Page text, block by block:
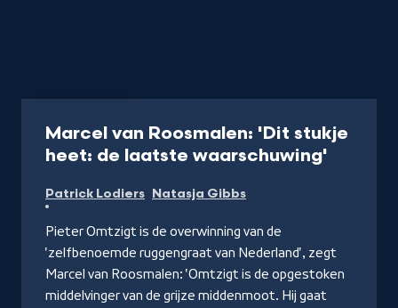
Marcel van Roosmalen: 'Dit stukje
heet: de laatste waarschuwing'
1
Patrick Lodiers Natasja Gibbs
Pieter Omtzigt is de overwinning van de
'zelfbenoemde ruggengraat van Nederland', zegt
Marcel van Roosmalen: 'Omtzigt is de opgestoken
middelvinger van de grijze middenmoot. Hij gaat